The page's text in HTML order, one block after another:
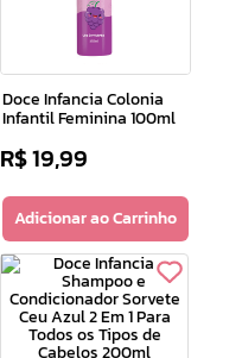
Doce Infancia Colonia
Infantil Feminina 100ml
R$19,99
Adicionar ao Carrinho